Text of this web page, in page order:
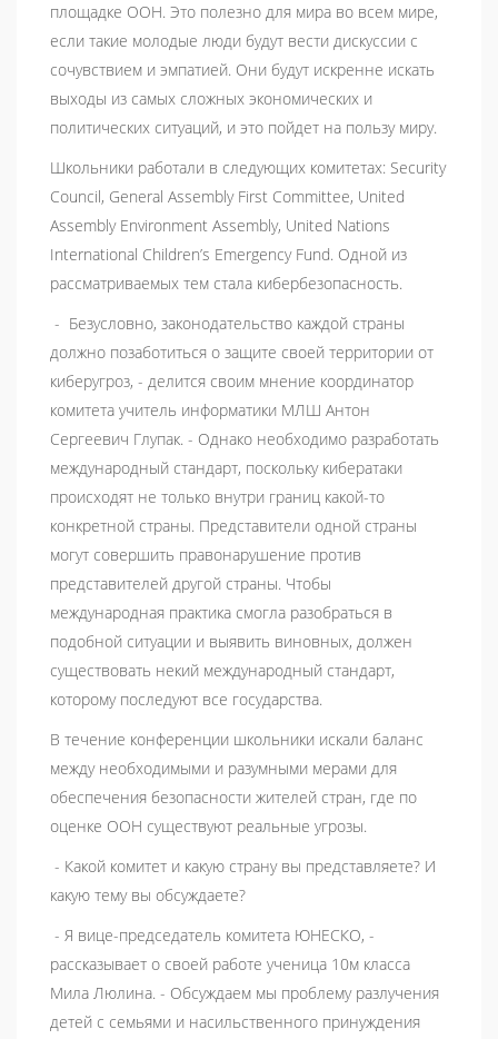
площадке ООН. Это полезно для мира во всем мире,
если такие молодые люди будут вести дискуссии с
сочувствием и эмпатией. Они будут искренне искать
выходы из самых сложных экономических и
политических ситуаций, и это пойдет на пользу миру.
Школьники работали в следующих комитетах: Security
Council, General Assembly First Committee, United
Assembly Environment Assembly, United Nations
International Children’s Emergency Fund. Одной из
рассматриваемых тем стала кибербезопасность.
- Безусловно, законодательство каждой страны
должно позаботиться о защите своей территории от
киберугроз, - делится своим мнение координатор
комитета учитель информатики МЛШ Антон
Сергеевич Глупак. - Однако необходимо разработать
международный стандарт, поскольку кибератаки
происходят не только внутри границ какой-то
конкретной страны. Представители одной страны
могут совершить правонарушение против
представителей другой страны. Чтобы
международная практика смогла разобраться в
подобной ситуации и выявить виновных, должен
существовать некий международный стандарт,
которому последуют все государства.
В течение конференции школьники искали баланс
между необходимыми и разумными мерами для
обеспечения безопасности жителей стран, где по
оценке ООН существуют реальные угрозы.
- Какой комитет и какую страну вы представляете? И
какую тему вы обсуждаете?
- Я вице-председатель комитета ЮНЕСКО, -
рассказывает о своей работе ученица 10м класса
Мила Люлина. - Обсуждаем мы проблему разлучения
детей с семьями и насильственного принуждения